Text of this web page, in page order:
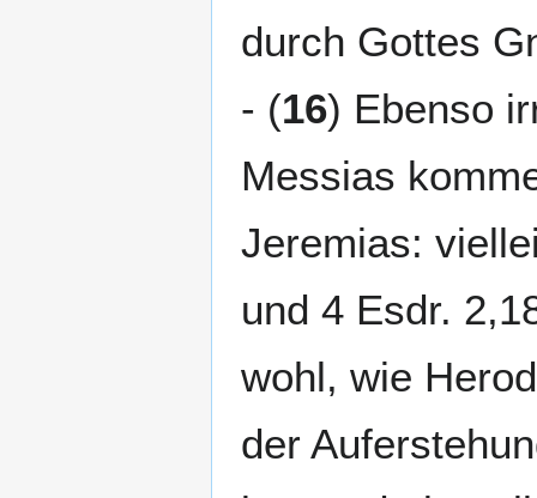
durch Gottes
- (16) Ebenso
Messias
Jeremias:
und 4 Esdr.
wohl, wie
der